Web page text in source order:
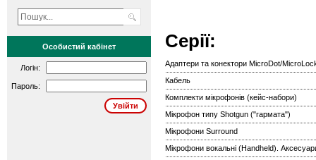
Особистий кабінет
Логін:
Пароль:
Серії:
Адаптери та конектори MicroDot/
Кабель
Комплекти мікрофонів (кейс-набори)
Мікрофон типу Shotgun ("гармата")
Мікрофони Surround
Мікрофони вокальні (Handheld).